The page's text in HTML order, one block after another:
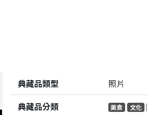
典藏品類型
照片
典藏品分類
美食 文化